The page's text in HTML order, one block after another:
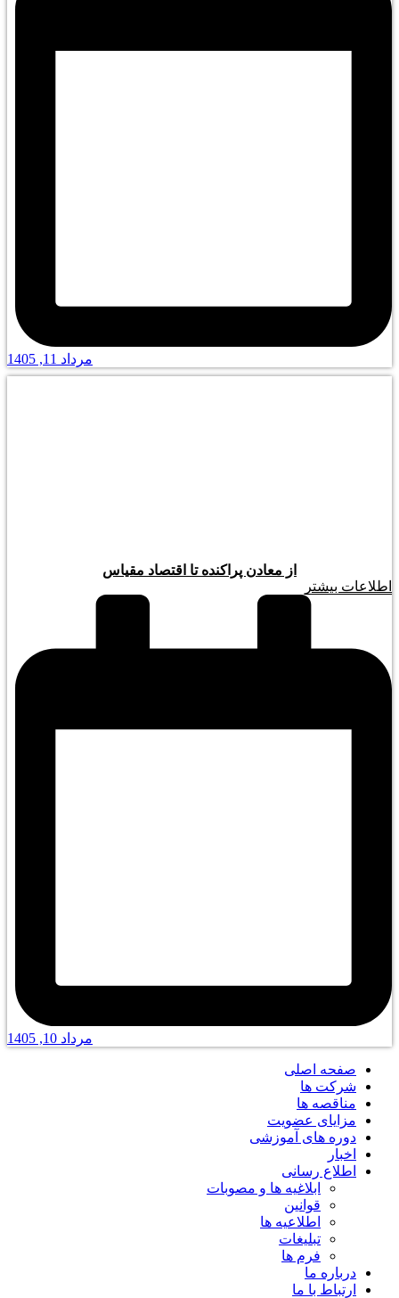
مرداد 11, 1405
از معادن پراکنده تا اقتصاد مقیاس
اطلاعات بیشتر
مرداد 10, 1405
صفحه اصلی
شرکت ها
مناقصه ها
مزایای عضویت
دوره های آموزشی
اخبار
اطلاع رسانی
ابلاغیه ها و مصوبات
قوانین
اطلاعیه ها
تبلیغات
فرم ها
درباره ما
ارتباط با ما